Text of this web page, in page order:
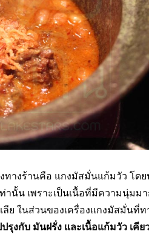
ทางร้านคือ แกงมัสมั่นแก้มวัว โด
านั้น เพราะเป็นเนื้อที่มีความนุ่ม
ลีย ในส่วนของเครื่องแกงมัสมั่นที่ท
งกับ มันฝรั่ง และเนื้อแก้มวัว เคีย